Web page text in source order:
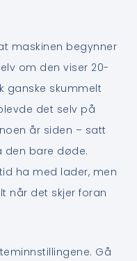
maskinen begynner
om den viser 20-
ganske skummelt
det selv på
år siden – satt
den bare døde.
ha med lader, men
når det skjer foran
Gå